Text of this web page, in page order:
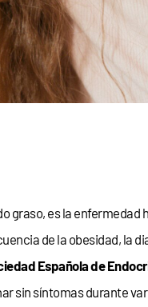
graso, es la
de la obesidad, la
Española de
sin síntomas durante